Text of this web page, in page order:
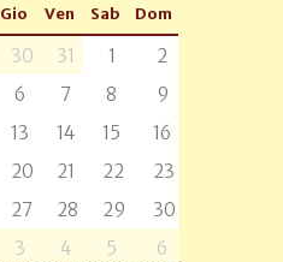
Gio Ven Sab Dom
30 31 1
2
6 7 8
9
13 14 15
16
20 21 22
23
27 28 29
30
3 4 5 6